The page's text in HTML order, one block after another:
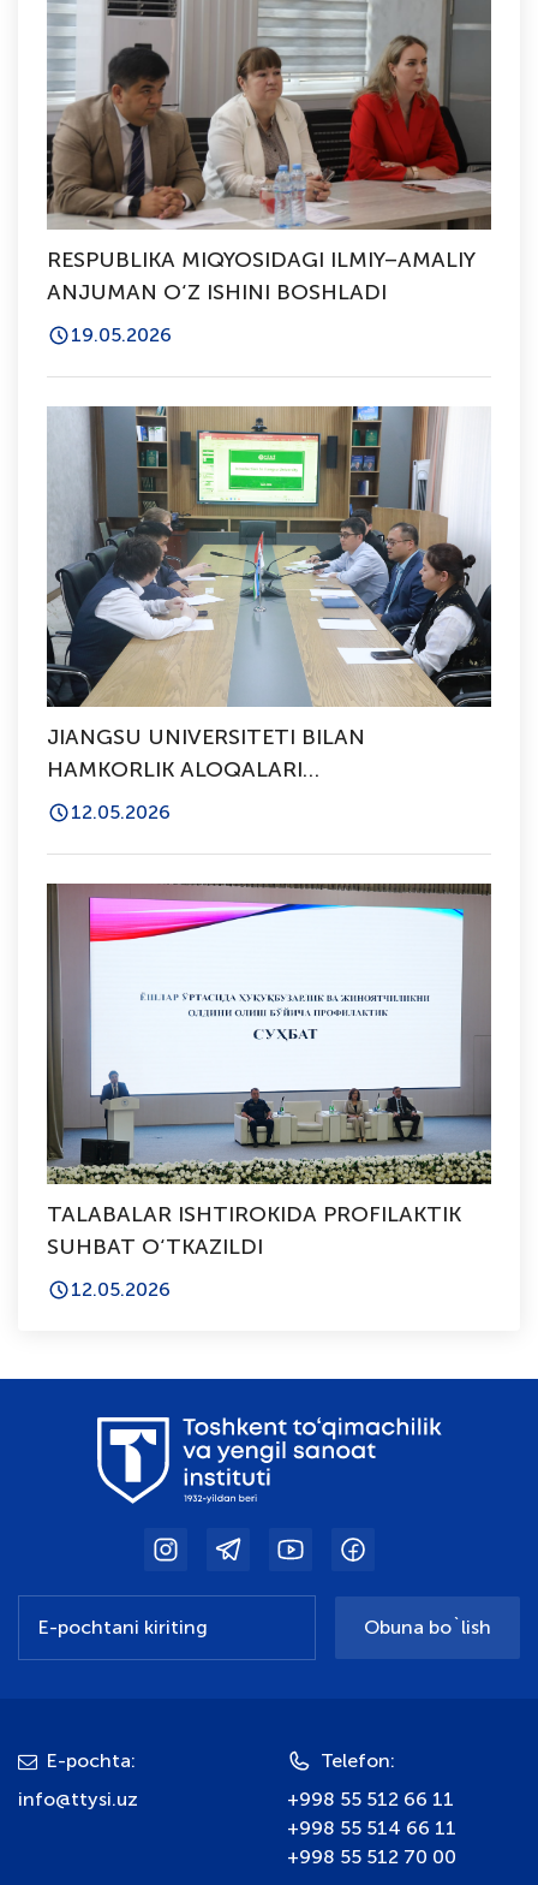
RESPUBLIKA MIQYOSIDAGI ILMIY–AMALIY
ANJUMAN O‘Z ISHINI BOSHLADI
19.05.2026
JIANGSU UNIVERSITETI BILAN
HAMKORLIK ALOQALARI
O’RNATILMOQDA
12.05.2026
TALABALAR ISHTIROKIDA PROFILAKTIK
SUHBAT O‘TKAZILDI
12.05.2026
Obuna bo`lish
E-pochta:
info@ttysi.uz
Telefon:
+998 55 512 66 11
+998 55 514 66 11
+998 55 512 70 00